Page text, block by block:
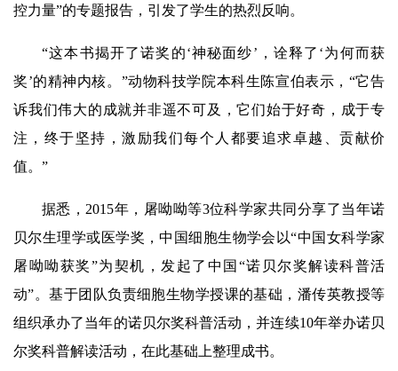
控力量”的专题报告，引发了学生的热烈反响。
“这本书揭开了诺奖的‘神秘面纱’，诠释了‘为何而获
奖’的精神内核。”动物科技学院本科生陈宣伯表示，“它告
诉我们伟大的成就并非遥不可及，它们始于好奇，成于专
注，终于坚持，激励我们每个人都要追求卓越、贡献价
值。”
据悉，2015年，屠呦呦等3位科学家共同分享了当年诺
贝尔生理学或医学奖，中国细胞生物学会以“中国女科学家
屠呦呦获奖”为契机，发起了中国“诺贝尔奖解读科普活
动”。基于团队负责细胞生物学授课的基础，潘传英教授等
组织承办了当年的诺贝尔奖科普活动，并连续10年举办诺贝
尔奖科普解读活动，在此基础上整理成书。